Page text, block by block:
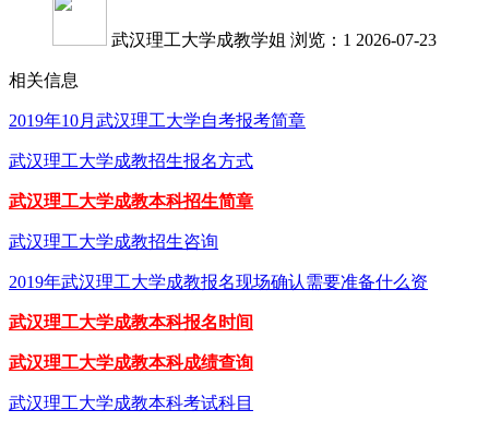
武汉理工大学成教学姐 浏览：1 2026-07-23
相关信息
2019年10月武汉理工大学自考报考简章
武汉理工大学成教招生报名方式
武汉理工大学成教本科招生简章
武汉理工大学成教招生咨询
2019年武汉理工大学成教报名现场确认需要准备什么资
武汉理工大学成教本科报名时间
武汉理工大学成教本科成绩查询
武汉理工大学成教本科考试科目